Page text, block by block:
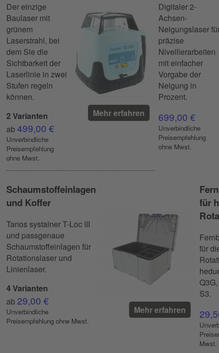
Der einzige
Baulaser mit
grünem
Laserstrahl, bei
dem Sie die
Sichtbarkeit der
Laserlinie in zwei
Stufen regeln
können.
2 Varianten
ab499,00 €
Unverbindliche
Preisempfehlung
ohne Mwst.
Mehr erfahren
Digitaler 2-
Achsen-
Neigungslaser
präzise
Nivellierarbeiten
mit einfacher
Vorgabe der
Neigung in
Prozent.
699,00 €
Unverbindliche
Preisempfehlung
ohne Mwst.
Schaumstoffeinlagen
und Koffer
Tanos systainer T-Loc III
und passgenaue
Schaumstoffeinlagen für
Rotationslaser und
Linienlaser.
4 Varianten
ab 29,00 €
Unverbindliche
Preisempfehlung ohne Mwst.
Mehr erfahren
für
für
S3.
Mwst.